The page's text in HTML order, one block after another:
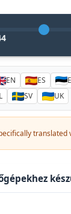
EN ES
SV UK
translated